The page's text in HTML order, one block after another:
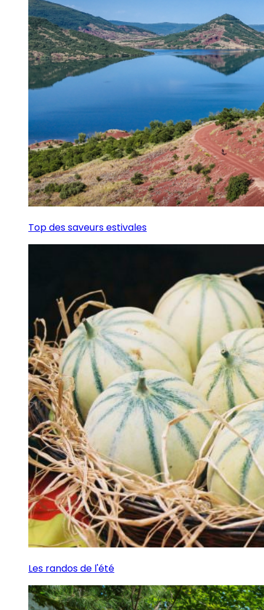
Top des saveurs estivales
Les randos de l'été